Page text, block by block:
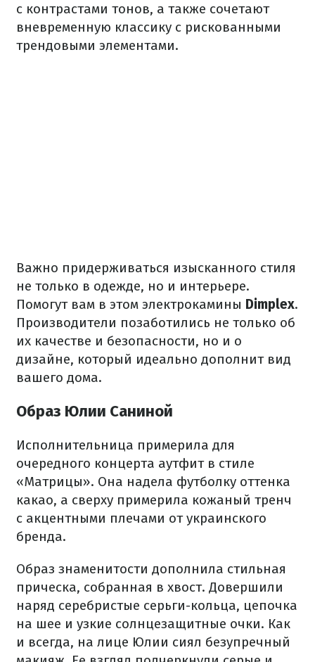
с контрастами тонов, а также сочетают
вневременную классику с рискованными
трендовыми элементами.
Важно придерживаться изысканного стиля
не только в одежде, но и интерьере.
Помогут вам в этом электрокамины Dimplex.
Производители позаботились не только об
их качестве и безопасности, но и о
дизайне, который идеально дополнит вид
вашего дома.
Образ Юлии Саниной
Исполнительница примерила для
очередного концерта аутфит в стиле
«Матрицы». Она надела футболку оттенка
какао, а сверху примерила кожаный тренч
с акцентными плечами от украинского
бренда.
Образ знаменитости дополнила стильная
прическа, собранная в хвост. Довершили
наряд серебристые серьги-кольца, цепочка
на шее и узкие солнцезащитные очки. Как
и всегда, на лице Юлии сиял безупречный